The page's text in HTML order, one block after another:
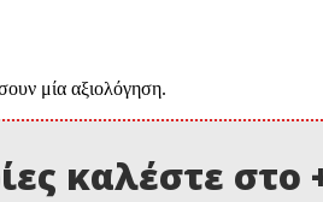
μία αξιολόγηση.
καλέστε στο